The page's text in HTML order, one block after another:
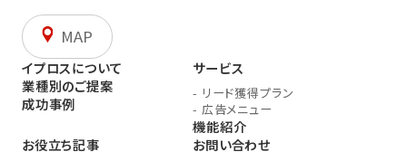
MAP
イプロスについて
業種別のご提案
成功事例
サービス
- リード獲得プラン
- 広告メニュー
機能紹介
お役立ち記事
お問い合わせ